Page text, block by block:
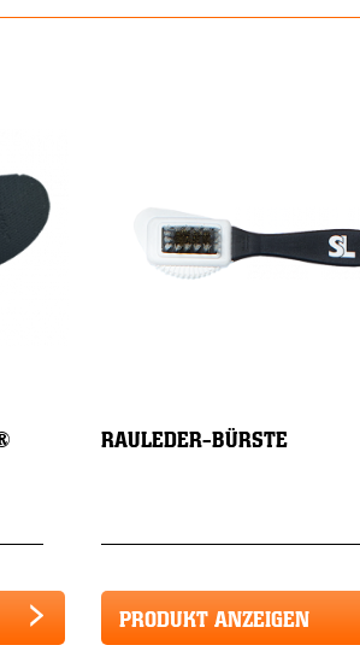
RAULEDER-BÜRSTE
PRODUKT ANZEIGEN